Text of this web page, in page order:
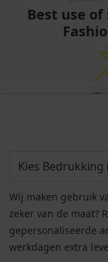
Wij maken gebruik
zeker van de maat?
gepersonaliseerde
werkdagen extra
Best use of